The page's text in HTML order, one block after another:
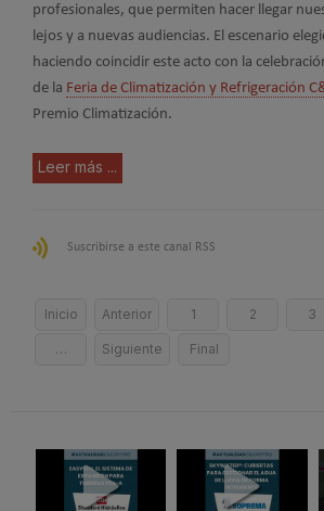
profesionales, que permiten hacer llegar
lejos y a nuevas audiencias. El escenario
haciendo coincidir este acto con la
de la Feria de Climatización y Refrigeración
Premio Climatización.
Leer más ...
Suscribirse a este canal RSS
Inicio Anterior 1 2 3
… Siguiente Final